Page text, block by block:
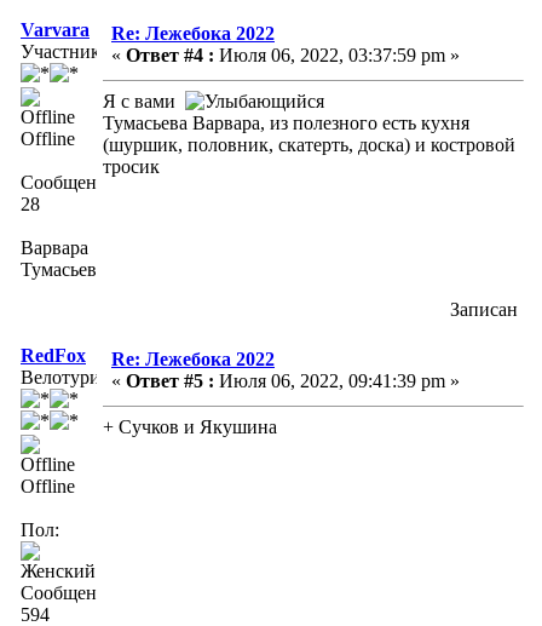
Varvara
Участник
Offline
Сообщений:
28
Варвара
Тумасьева
Re: Лежебока 2022
« Ответ #4 : Июля 06, 2022, 03:37:59 pm »
Я с вами
Тумасьева Варвара, из полезного есть кухня
(шуршик, половник, скатерть, доска) и костровой
тросик
Записан
RedFox
Велотурист
Offline
Пол:
Сообщений:
594
Re: Лежебока 2022
« Ответ #5 : Июля 06, 2022, 09:41:39 pm »
+ Сучков и Якушина